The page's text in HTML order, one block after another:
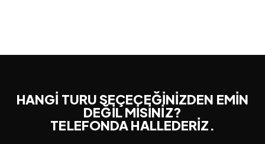
HANGİ TURU SEÇECEĞİNİZDEN EMİN
DEĞİL MİSİNİZ?
TELEFONDA HALLEDERİZ.